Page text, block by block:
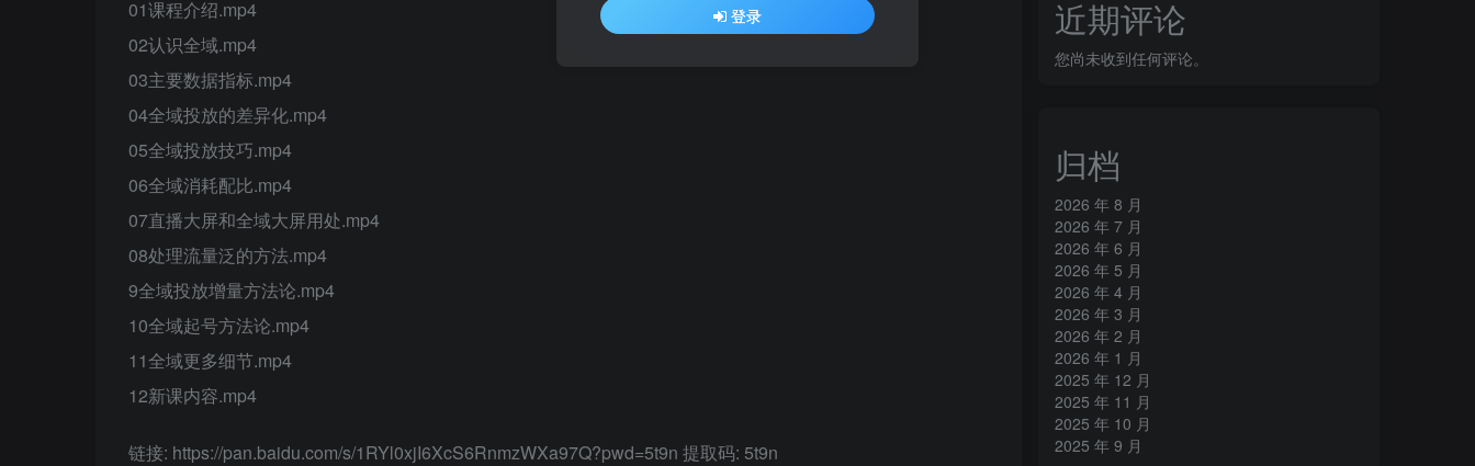
01课程介绍.mp4
02认识全域.mp4
03主要数据指标.mp4
04全域投放的差异化.mp4
05全域投放技巧.mp4
06全域消耗配比.mp4
07直播大屏和全域大屏用处.mp4
08处理流量泛的方法.mp4
9全域投放增量方法论.mp4
10全域起号方法论.mp4
11全域更多细节.mp4
12新课内容.mp4
链接: https://pan.baidu.com/s/1RYl0xjI6XcS6RnmzWXa97Q?pwd=5t9n 提取码: 5t9n
近期评论
您尚未收到任何评论。
归档
2026 年 8 月
2026 年 7 月
2026 年 6 月
2026 年 5 月
2026 年 4 月
2026 年 3 月
2026 年 2 月
2026 年 1 月
2025 年 12 月
2025 年 11 月
2025 年 10 月
2025 年 9 月
登录